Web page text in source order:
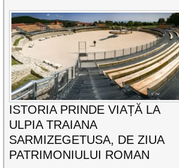
ISTORIA PRINDE VIAȚĂ LA
ULPIA TRAIANA
SARMIZEGETUSA, DE ZIUA
PATRIMONIULUI ROMAN